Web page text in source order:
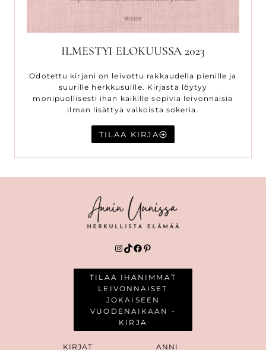
ILMESTYI ELOKUUSSA 2023
Odotettu kirjani on leivottu rakkaudella pienille ja
suurille herkkusuille. Kirjasta löytyy
monipuollisesti ihan kaikille sopivia leivonnaisia
ilman lisättyä valkoista sokeria.
TILAA KIRJA
Instagram
TikTok
Facebook
Pinterest
TILAA IHANIMMAT
LEIVONNAISET
JOKAISEEN
VUODENAIKAAN -
KIRJA
KIRJAT ANNI